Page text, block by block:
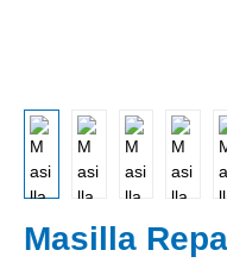
Masilla